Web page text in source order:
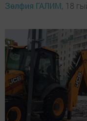
Зөлфия ГАЛИМ, 18